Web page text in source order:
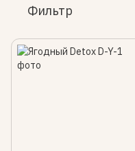
Фильтр